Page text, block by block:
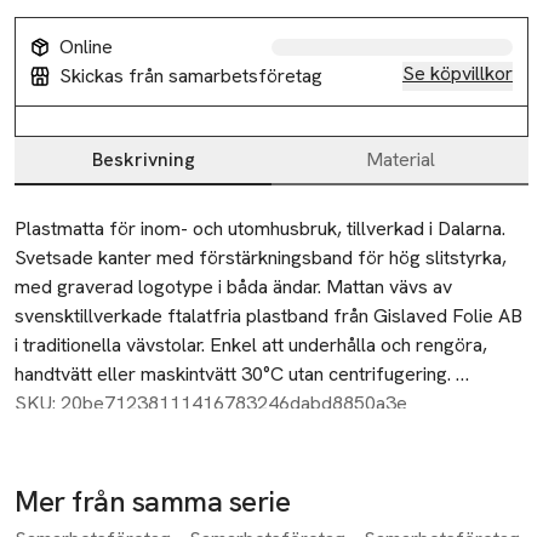
Online
Skickas från samarbetsföretag
Se köpvillkor
Beskrivning Material
Beskrivning
Plastmatta för inom- och utomhusbruk, tillverkad i Dalarna.
Svetsade kanter med förstärkningsband för hög slitstyrka,
med graverad logotype i båda ändar. Mattan vävs av
svensktillverkade ftalatfria plastband från Gislaved Folie AB
i traditionella vävstolar. Enkel att underhålla och rengöra,
handtvätt eller maskintvätt 30°C utan centrifugering.
Storleksavvikelser på ±4% kan förekomma på grund av
SKU: 20be71238111416783246dabd8850a3e
Mer från samma serie